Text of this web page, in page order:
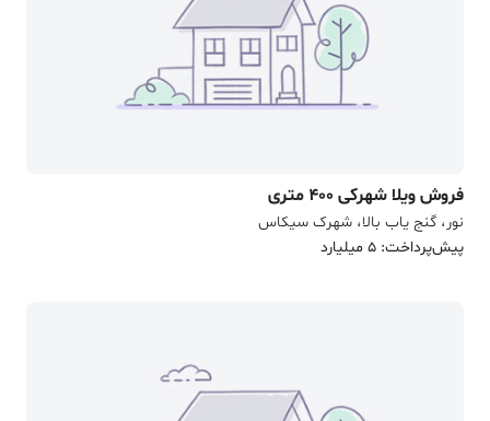
فروش ویلا شهرکی 400 متری
نور، گنج یاب بالا، شهرک سیکاس
پیش‌پرداخت: 5 میلیارد